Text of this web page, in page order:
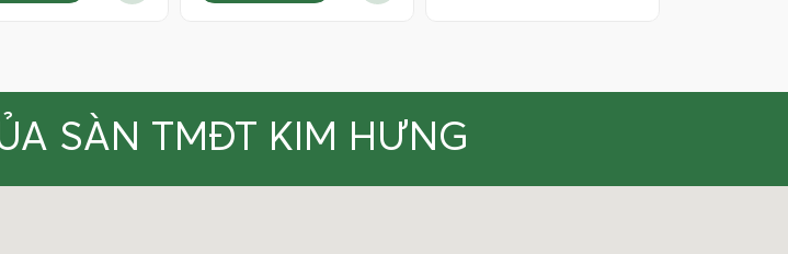
SÀN TMĐT KIM HƯNG